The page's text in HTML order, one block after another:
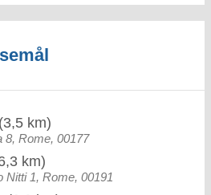
(3,5 km)
8, Rome, 00177
km)
Nitti 1, Rome, 00191